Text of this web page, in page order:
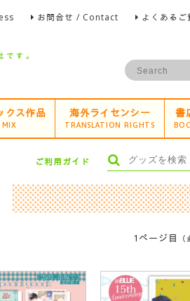
お問合せ / Contact よくある
クス作品
MIX
海外ライセンシー
TRANSLATION RIGHTS
書
ご利用ガイド
1ページ目